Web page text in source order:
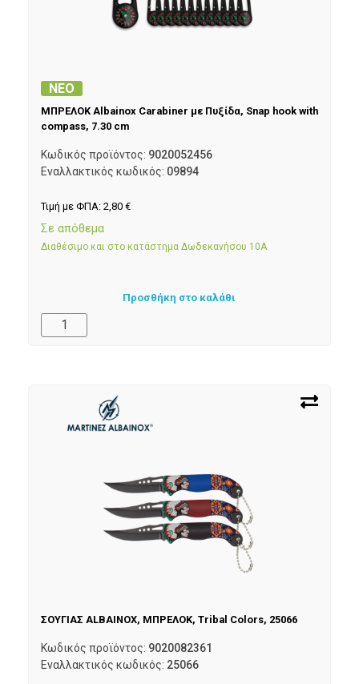
ΝΕΟ
ΜΠΡΕΛΟΚ Albainox Carabiner με Πυξίδα, Snap hook with
compass, 7.30 cm
Κωδικός προϊόντος: 9020052456
Εναλλακτικός κωδικός: 09894
Τιμή με ΦΠΑ: 2,80 €
Σε απόθεμα
Διαθέσιμο και στο κατάστημα Δωδεκανήσου 10Α
Προσθήκη στο καλάθι
ΣΟΥΓΙΑΣ ALBAINOX, ΜΠΡΕΛΟΚ, Tribal Colors, 25066
Κωδικός προϊόντος: 9020082361
Εναλλακτικός κωδικός: 25066